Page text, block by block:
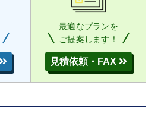
最適なプランを
ご提案します！
見積依頼・FAX